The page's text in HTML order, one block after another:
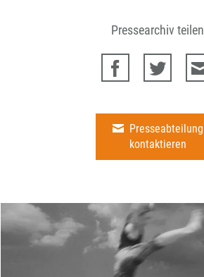
Pressearchiv teilen
Presseabteilung
kontaktieren